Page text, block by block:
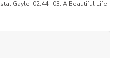
Gayle 02:44 03. A Beautiful Life